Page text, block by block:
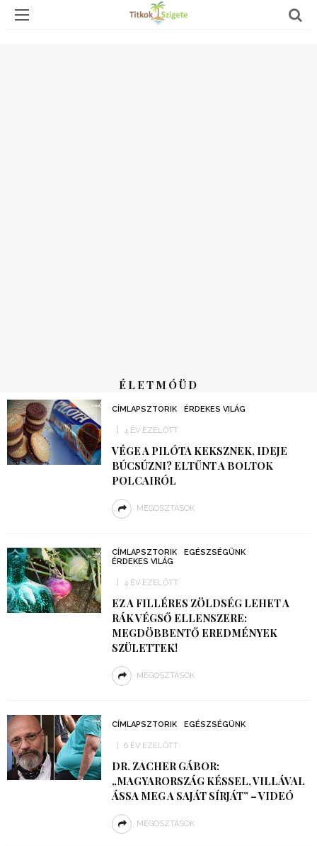
ÉLETMÓÜD
CÍMLAPSZTORIK ÉRDEKES VILÁG
4 ÉV EZELŐTT
VÉGE A PILÓTA KEKSZNEK, IDEJE
BÚCSÚZNI? ELTŰNT A BOLTOK
POLCAIRÓL
MEGOSZTÁSOK
CÍMLAPSZTORIK
EGÉSZSÉGÜNK
ÉRDEKES VILÁG
4 ÉV EZELŐTT
EZ A FILLÉRES ZÖLDSÉG LEHET A
RÁK VÉGSŐ ELLENSZERE:
MEGDÖBBENTŐ EREDMÉNYEK
SZÜLETTEK!
MEGOSZTÁSOK
CÍMLAPSZTORIK EGÉSZSÉGÜNK
6 ÉV EZELŐTT
DR. ZACHER GÁBOR:
„MAGYARORSZÁG KÉSSEL, VILLÁVAL
ÁSSA MEG A SAJÁT SÍRJÁT” – VIDEÓ
MEGOSZTÁSOK